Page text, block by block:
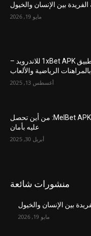
الفريدة بين الإنسان والخيول
مايو 19, 2026
عنوان: تحميل تطبيق 1xBet APK للاندرويد –
الرياضية والألعاب
أغسطس 13, 2025
أحدث إصدار من MelBet APK: من أين تحصل
عليه بأمان
أبريل 30, 2025
منشورات شائعة
بين الإنسان والخيول
مايو 19, 2026